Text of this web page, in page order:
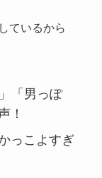
ているから
「男っぽ
！
っこよすぎ